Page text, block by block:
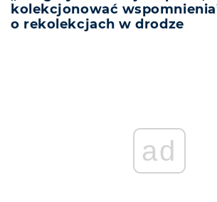
kolekcjonować
o rekolekcjach w drodze
ad